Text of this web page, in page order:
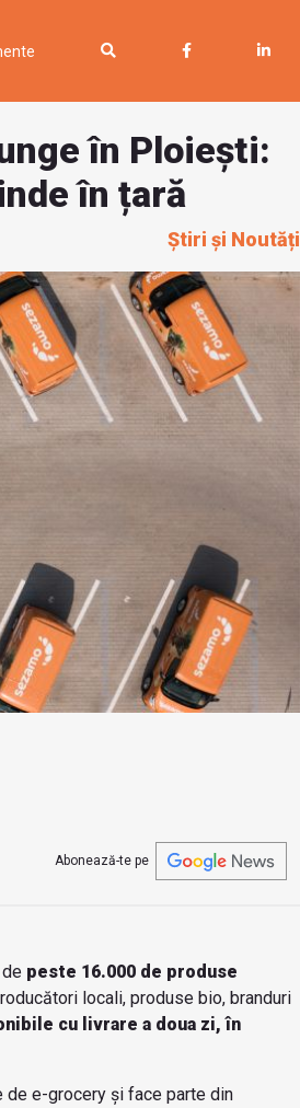
în Ploiești:
în țară
Știri și Noutăți
Abonează-te pe
peste 16.000 de produse
locali, produse bio, branduri
cu livrare a doua zi, în
e-grocery și face parte din